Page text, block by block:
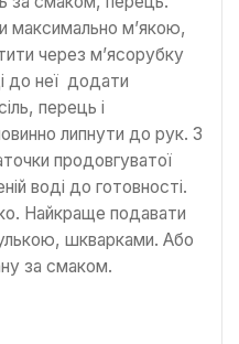
максимально м’якою,
через м’ясорубку
до неї додати
перець і
липнути до рук. З
продовгуватої
воді до готовності.
Найкраще подавати
шкварками. Або
за смаком.